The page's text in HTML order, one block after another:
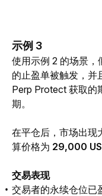
示例 3
使用示例 2 的场景，
的止盈单被触发，并
Perp Protect 获取的
期。
在平仓后，市场出现
算价格为 29,000
交易表现
交易者的永续仓位已